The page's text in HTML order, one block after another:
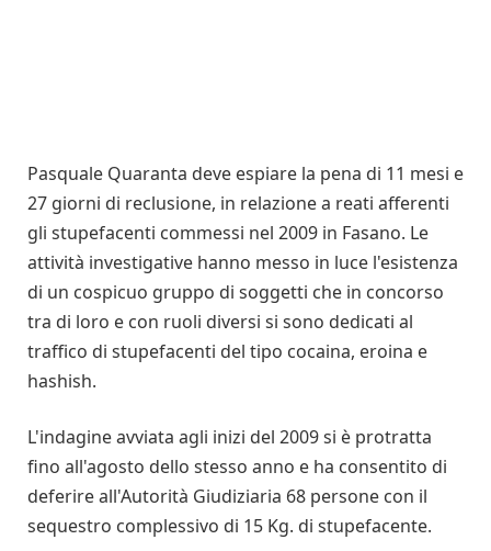
Pasquale Quaranta deve espiare la pena di 11 mesi e
27 giorni di reclusione, in relazione a reati afferenti
gli stupefacenti commessi nel 2009 in Fasano. Le
attività investigative hanno messo in luce l'esistenza
di un cospicuo gruppo di soggetti che in concorso
tra di loro e con ruoli diversi si sono dedicati al
traffico di stupefacenti del tipo cocaina, eroina e
hashish.
L'indagine avviata agli inizi del 2009 si è protratta
fino all'agosto dello stesso anno e ha consentito di
deferire all'Autorità Giudiziaria 68 persone con il
sequestro complessivo di 15 Kg. di stupefacente.